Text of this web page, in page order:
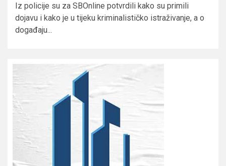
Iz policije su za SBOnline potvrdili kako su primili
dojavu i kako je u tijeku kriminalističko istraživanje, a o
događaju...